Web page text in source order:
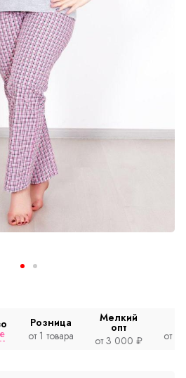
Розница
от 1 товара
Мелкий
опт
от 3 000 ₽
от